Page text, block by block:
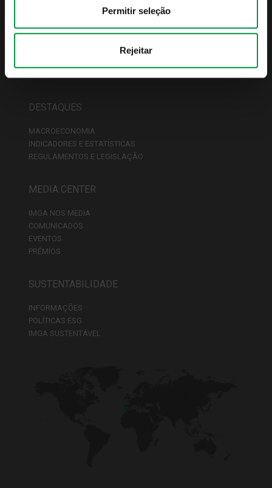
Permitir seleção
Rejeitar
CONDIÇÕES COMERCIAIS
DESTAQUES
MACROECONOMIA
INDICADORES E ESTATÍSTICAS
REGULAMENTOS E LEGISLAÇÃO
MEDIA CENTER
IMGA NOS MEDIA
COMUNICADOS
EVENTOS
PRÉMIOS
SUSTENTABILIDADE
INFORMAÇÕES
POLÍTICAS ESG
IMGA SUSTENTÁVEL